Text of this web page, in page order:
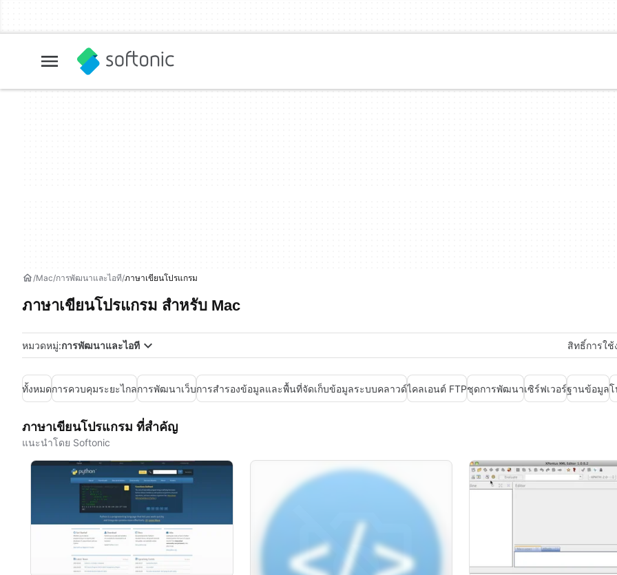
Mac การพัฒนาและไอที ภาษาเขียนโปรแกรม
ภาษาเขียนโปรแกรม สำหรับ Mac
หมวดหมู่:การพัฒนาและไอที สิทธิ์การใช้
ทั้งหมดการควบคุมระยะไกลการพัฒนาเว็บการสำรองข้อมูลและพื้นที่จัดเก็บข้อมูลระบบคลาวด์ไคลเอนต์ FTPชุดการพัฒนาเซิร์ฟเวอร์ฐานข้อมูลโ
ภาษาเขียนโปรแกรม ที่สำคัญ
แนะนำโดย Softonic